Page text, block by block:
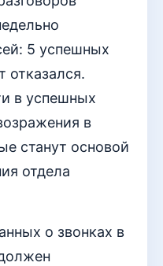
5 успешных
отказался.
в успешных
в
станут основой
отдела
о звонках в